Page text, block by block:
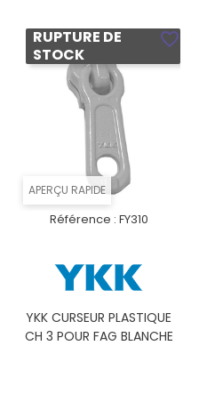
APERÇU RAPIDE
RUPTURE DE
STOCK
Référence : FY310
YKK CURSEUR PLASTIQUE
CH 3 POUR FAG BLANCHE
favorite_border